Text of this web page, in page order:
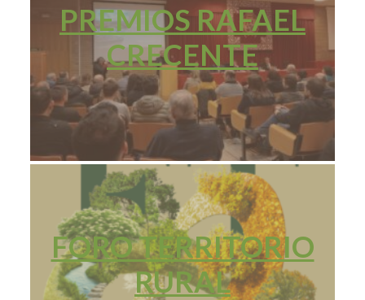
PREMIOS RAFAEL
CRECENTE
FORO TERRITORIO
RURAL